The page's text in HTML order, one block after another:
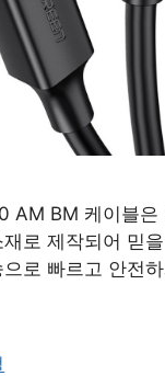
AM BM 케이블은
로 제작되어 믿
로 빠르고 안전